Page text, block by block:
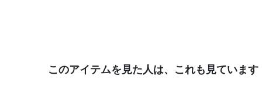
このアイテムを見た人は、これも見ています